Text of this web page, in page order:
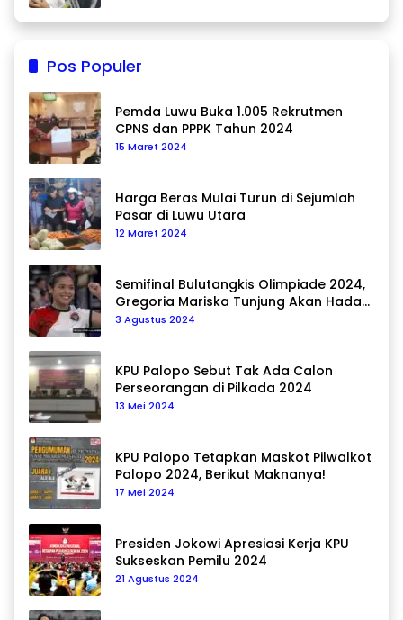
Pos Populer
Pemda Luwu Buka 1.005 Rekrutmen
CPNS dan PPPK Tahun 2024
15 Maret 2024
Harga Beras Mulai Turun di Sejumlah
Pasar di Luwu Utara
12 Maret 2024
Semifinal Bulutangkis Olimpiade 2024,
Gregoria Mariska Tunjung Akan Hadapi
Pemain Asal Korea Selatan
3 Agustus 2024
KPU Palopo Sebut Tak Ada Calon
Perseorangan di Pilkada 2024
13 Mei 2024
KPU Palopo Tetapkan Maskot Pilwalkot
Palopo 2024, Berikut Maknanya!
17 Mei 2024
Presiden Jokowi Apresiasi Kerja KPU
Sukseskan Pemilu 2024
21 Agustus 2024